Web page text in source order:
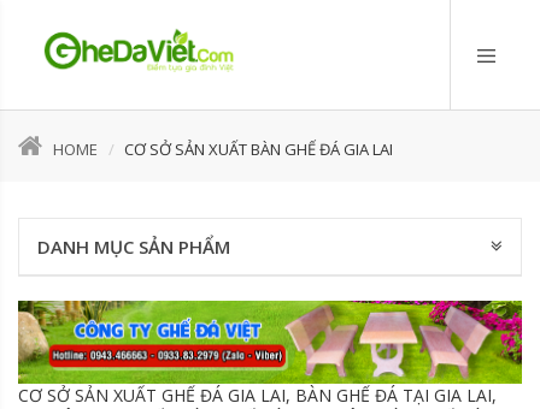
HOME CƠ SỞ SẢN XUẤT BÀN GHẾ ĐÁ GIA LAI
DANH MỤC SẢN PHẨM
CƠ SỞ SẢN XUẤT GHẾ ĐÁ GIA LAI, BÀN GHẾ ĐÁ TẠI GIA LAI,